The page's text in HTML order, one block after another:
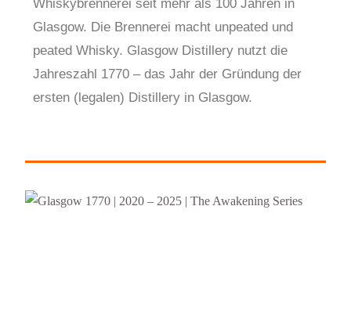
Whiskybrennerei seit mehr als 100 Jahren in
Glasgow. Die Brennerei macht unpeated und
peated Whisky. Glasgow Distillery nutzt die
Jahreszahl 1770 – das Jahr der Gründung der
ersten (legalen) Distillery in Glasgow.